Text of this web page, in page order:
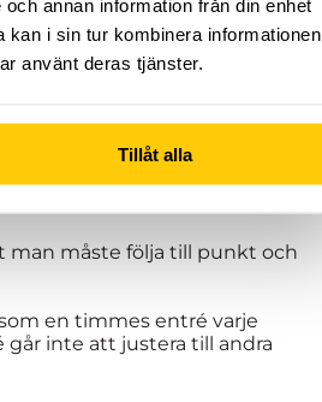
annan information från din enhet
i sin tur kombinera informationen
använt deras tjänster.
Tillåt alla
annars finns utrustning att
pågår från 2:e
44 för höstlov. Gemensam
man måste följa till punkt och
en timmes entré varje
inte att justera till andra